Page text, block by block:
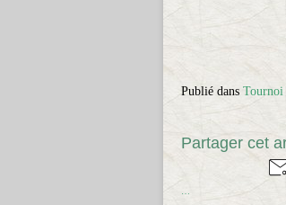
Publié dans
Partager cet